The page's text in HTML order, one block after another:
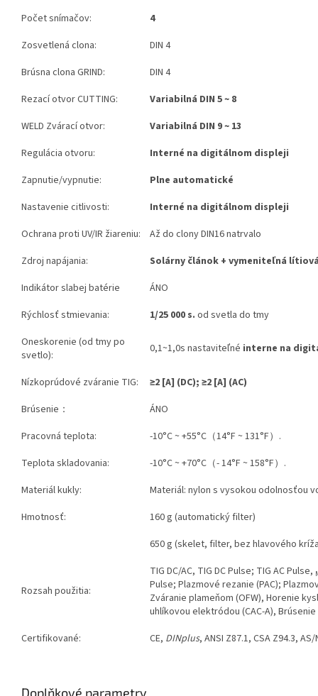
Počet snímačov:
4
Zosvetlená clona:
DIN 4
Brúsna clona GRIND:
DIN 4
Rezací otvor CUTTING:
Variabilná DIN 5 ~ 8
WELD Zvárací otvor:
Variabilná DIN 9 ~ 13
Regulácia otvoru:
Interné na digitálnom displeji
Zapnutie/vypnutie:
Plne automatické
Nastavenie citlivosti:
Interné na digitálnom displeji
Ochrana proti UV/IR žiareniu:
Až do clony DIN16 natrvalo
Zdroj napájania:
Solárny článok + vymeniteľná
Indikátor slabej batérie
ÁNO
Rýchlosť stmievania:
1/25 000 s. od svetla do tmy
Oneskorenie (od tmy po
svetlo):
0,1~1,0s nastaviteľné interne na
Nízkoprúdové zváranie TIG: ≥2 [A] (DC); ≥2 [A] (AC)
Brúsenie：
ÁNO
Pracovná teplota:
-10°C ~ +55°C（14°F ~ 131°F）.
Teplota skladovania:
-10°C ~ +70°C（- 14°F ~ 158°F）.
Materiál kukly:
Materiál: nylon s vysokou odolnosťou
Hmotnosť:
160 g (automatický filter)
650 g (skelet, filter, bez hlavového
Rozsah použitia:
TIG DC/AC, TIG DC Pulse; TIG AC Pulse,
Pulse; Plazmové rezanie (PAC);
Zváranie plameňom (OFW), Horenie
uhlíkovou elektródou (CAC-A), Brúsenie
Certifikované:
CE, DINplus, ANSI Z87.1, CSA Z94.3,
Doplňkové parametry